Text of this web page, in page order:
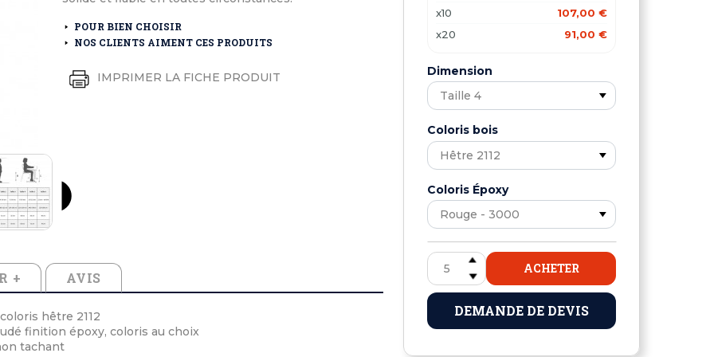
POUR BIEN CHOISIR
NOS CLIENTS AIMENT CES PRODUITS
IMPRIMER LA FICHE PRODUIT
+ AVIS
hêtre 2112
finition époxy, coloris au choix
tachant
x10
107,00 €
x20
91,00 €
Dimension
Coloris bois
Coloris Époxy
ACHETER
DEMANDE DE DEVIS